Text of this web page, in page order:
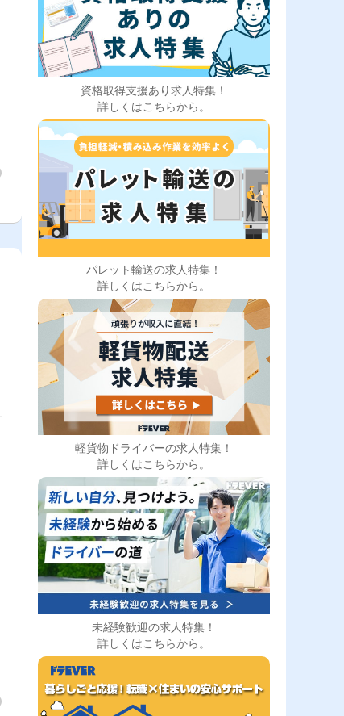
資格取得支援あり求人特集！
詳しくはこちらから。
パレット輸送の求人特集！
詳しくはこちらから。
軽貨物ドライバーの求人特集！
詳しくはこちらから。
未経験歓迎の求人特集！
詳しくはこちらから。